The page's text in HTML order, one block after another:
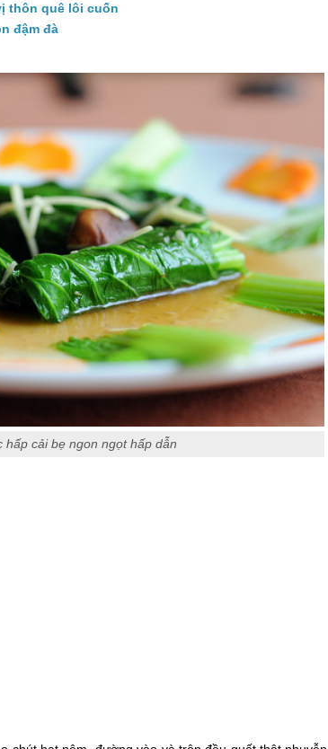
thôn quê lôi cuốn
đậm đà
hấp cải bẹ ngon ngọt hấp dẫn